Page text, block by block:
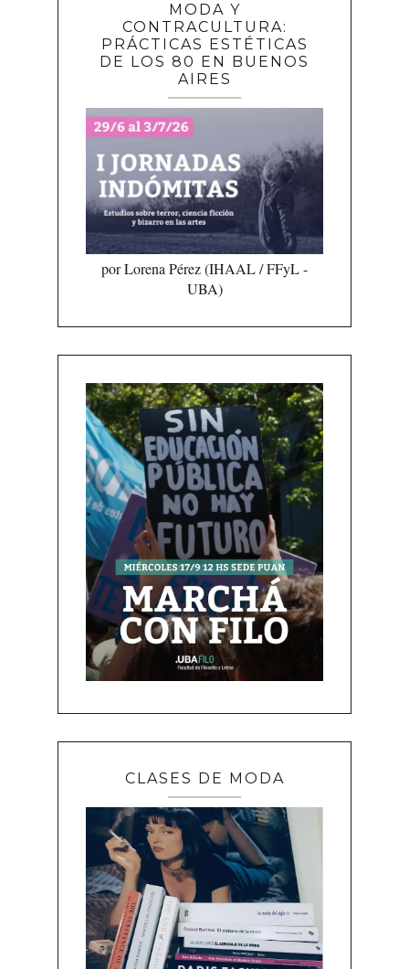
MODA Y
CONTRACULTURA:
PRÁCTICAS ESTÉTICAS
DE LOS 80 EN BUENOS
AIRES
por Lorena Pérez (IHAAL / FFyL -
UBA)
CLASES DE MODA